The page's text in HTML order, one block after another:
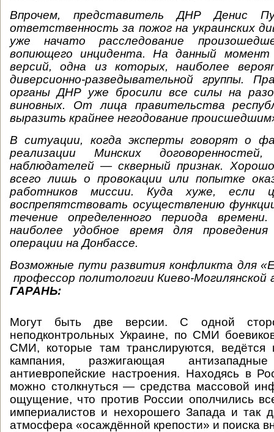
Впрочем, представитель ДНР Денис
ответственность за пожог на украинских
уже начато расследование
вопиющего инцидента. На данный
версий, одна из которых, наиболее
диверсионно-разведывательной группы.
органы ДНР уже бросили все силы на
виновных. От лица правительства
выразить крайнее негодование
В ситуации, когда эксперты говорят о
реализации Минских
наблюдателей — скверный признак.
всего лишь о провокации или попытке
работников миссии. Куда хуже, если
воспрепятствовать осуществлению
течение определенного периода
наиболее удобное время для проведения
операции на Донбассе.
Возможные пути развития конфликта для
профессор политологии Киево-Могилянской
ГАРАНЬ:
Могут быть две версии. С одной
неподконтрольных Украине, по СМИ
СМИ, которые там транслируются, ведётся
кампания, разжигающая
антиевропейские настроения. Находясь в
можно столкнуться — средства массовой
ощущение, что против России ополчились
империалистов и нехорошего Запада и так
атмосфера «осаждённой крепости» и поиска